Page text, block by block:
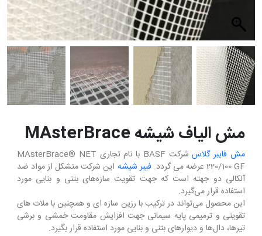
مش الیاف شیشه MAsterBrace
مش فایبر گلاس
شرکت BASF با نام تجاری MAsterBrace® NET
220/100 GF عرضه می گردد.
فیبر شیشه این شرکت متشکل از مواد ضد
آلکالی دو جهته است که جهت تقویت سازه‌های بتنی و بنایی مورد
استفاده قرار می‌گیرد.
این محصول می‌تواند در ترکیب با رزین سازه ای و همچنین با ملات های
تقویتی و ترمیمی پایه سیمانی جهت افزایش مقاومت خمشی و برشی
تیرها، دال‌ها و دیوارهای بتنی و بنایی مورد استفاده قرار بگیرد.